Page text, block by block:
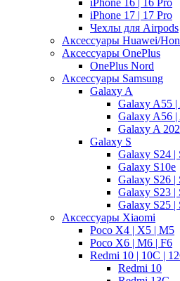
iPhone 16 | 16 Pro
iPhone 17 | 17 Pro
Чехлы для Airpods
Аксессуары Huawei/
Аксессуары OnePlus
OnePlus Nord
Аксессуары Samsung
Galaxy A
Galaxy A55
Galaxy A56
Galaxy A
Galaxy S
Galaxy S24 |
Galaxy S10e
Galaxy S26 |
Galaxy S23 |
Galaxy S25 |
Аксессуары Xiaomi
Poco X4 | X5 | M5
Poco X6 | M6 | F6
Redmi 10 | 10C |
Redmi 10